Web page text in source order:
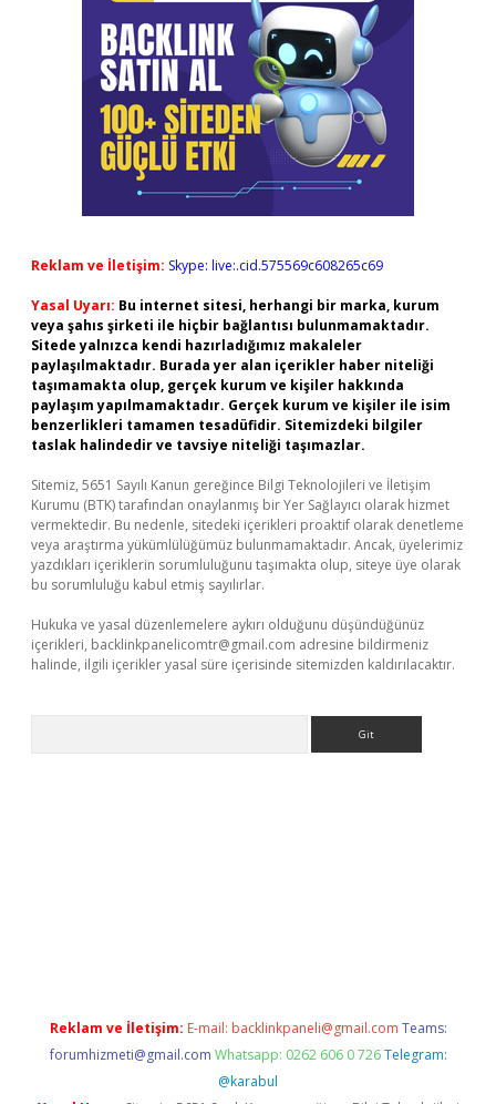
Reklam ve İletişim: Skype: live:.cid.575569c608265c69
Yasal Uyarı: Bu internet sitesi, herhangi bir marka, kurum
veya şahıs şirketi ile hiçbir bağlantısı bulunmamaktadır.
Sitede yalnızca kendi hazırladığımız makaleler
paylaşılmaktadır. Burada yer alan içerikler haber niteliği
taşımamakta olup, gerçek kurum ve kişiler hakkında
paylaşım yapılmamaktadır. Gerçek kurum ve kişiler ile isim
benzerlikleri tamamen tesadüfidir. Sitemizdeki bilgiler
taslak halindedir ve tavsiye niteliği taşımazlar.
Sitemiz, 5651 Sayılı Kanun gereğince Bilgi Teknolojileri ve İletişim
Kurumu (BTK) tarafından onaylanmış bir Yer Sağlayıcı olarak hizmet
vermektedir. Bu nedenle, sitedeki içerikleri proaktif olarak denetleme
veya araştırma yükümlülüğümüz bulunmamaktadır. Ancak, üyelerimiz
yazdıkları içeriklerin sorumluluğunu taşımakta olup, siteye üye olarak
bu sorumluluğu kabul etmiş sayılırlar.
Hukuka ve yasal düzenlemelere aykırı olduğunu düşündüğünüz
içerikleri, backlinkpanelicomtr@gmail.com adresine bildirmeniz
halinde, ilgili içerikler yasal süre içerisinde sitemizden kaldırılacaktır.
Reklam ve İletişim: E-mail: backlinkpaneli@gmail.com Teams:
forumhizmeti@gmail.com Whatsapp: 0262 606 0 726 Telegram:
@karabul